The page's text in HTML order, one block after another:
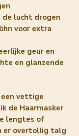
de lucht drogen
voor extra
geur en
en glanzende
een vettige
de Haarmasker
lengtes of
er overtollig talg